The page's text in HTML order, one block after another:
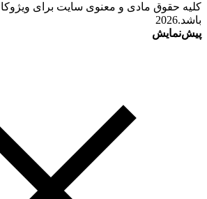
کلیه حقوق مادی و معنوی سایت برای
باشد.2026
پیش‌نمایش